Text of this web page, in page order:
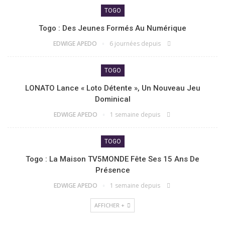
TOGO
Togo : Des Jeunes Formés Au Numérique
EDWIGE APEDO 6 journées depuis
TOGO
LONATO Lance « Loto Détente », Un Nouveau Jeu
Dominical
EDWIGE APEDO 1 semaine depuis
TOGO
Togo : La Maison TV5MONDE Fête Ses 15 Ans De
Présence
EDWIGE APEDO 1 semaine depuis
AFFICHER +